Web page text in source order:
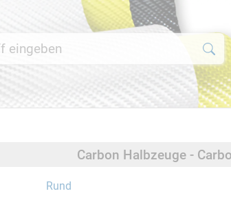
Carbon Halbzeuge -
Rund